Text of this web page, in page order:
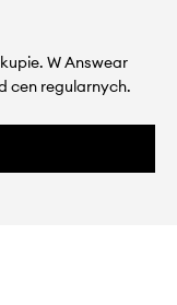
W Answear
cen regularnych.